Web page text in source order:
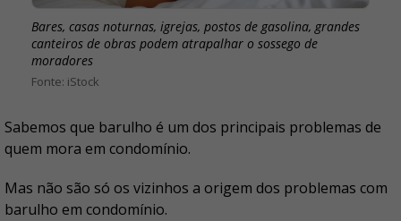
Bares, casas noturnas, igrejas, postos de gasolina, grandes
canteiros de obras podem atrapalhar o sossego de
moradores
iStock
Sabemos que barulho é um dos principais problemas de
quem mora em condomínio.
Mas não são só os vizinhos a origem dos problemas com
barulho em condomínio.